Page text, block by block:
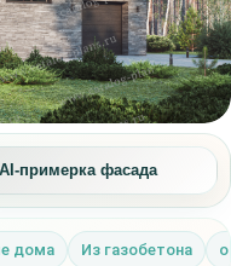
AI-примерка фасада
дома Из газобетона